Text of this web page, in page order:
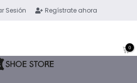
Sesión Regístrate ahora
0